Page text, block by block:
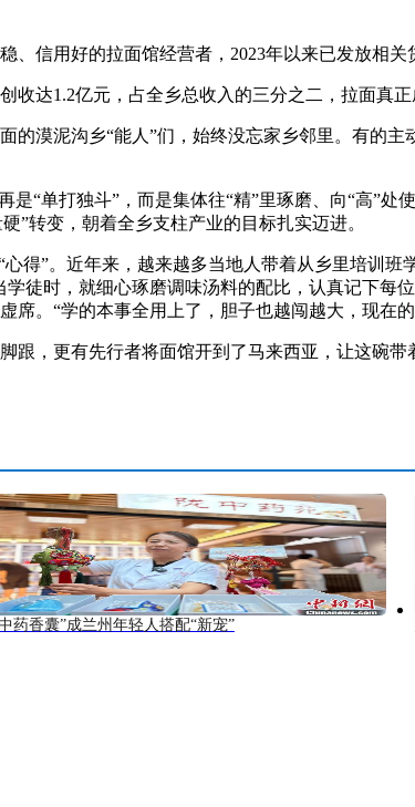
用好的拉面馆经营者，2023年以来已发放相关
1.2亿元，占全乡总收入的三分之二，拉面真正
漠泥沟乡“能人”们，始终没忘家乡邻里。有的主
“单打独斗”，而是集体往“精”里琢磨、向“高”
”转变，朝着全乡支柱产业的目标扎实迈进。
”。近年来，越来越多当地人带着从乡里培训班
徒时，就细心琢磨调味汤料的配比，认真记下每
。“学的本事全用上了，胆子也越闯越大，现在
更有先行者将面馆开到了马来西亚，让这碗带
药香囊”成兰州年轻人搭配“新宠”